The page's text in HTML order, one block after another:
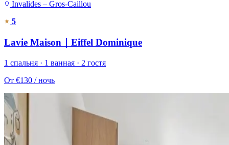
Invalides – Gros-Caillou
5
Lavie Maison｜Eiffel Dominique
1 спальня · 1 ванная · 2 гостя
От €130 / ночь